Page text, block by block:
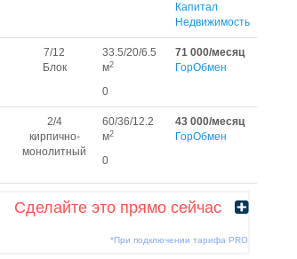
Капитал
Недвижимость
7/12
Блок
33.5/20/6.5
м2
0
71 000/месяц
ГорОбмен
2/4
кирпично-
монолитный
60/36/12.2
м2
0
43 000/месяц
ГорОбмен
Сделайте это прямо сейчас
*При подключении тарифа PRO